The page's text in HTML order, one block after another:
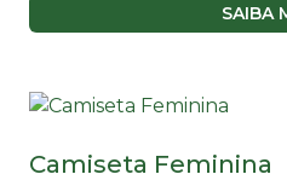
SAIBA
Camiseta Feminina